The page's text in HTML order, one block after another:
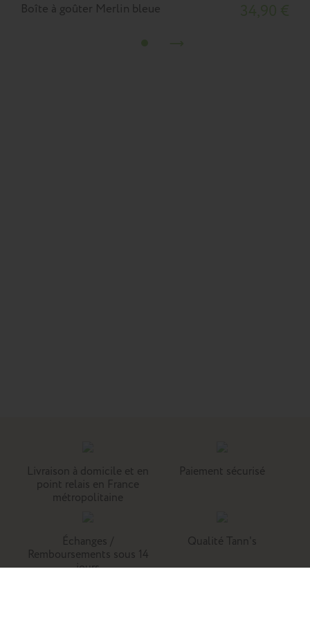
Boîte à goûter Merlin bleue
Livraison à domicile et en
point relais en France
métropolitaine
Paiement sécurisé
Échanges /
Remboursements sous 14
jours
Qualité Tann's